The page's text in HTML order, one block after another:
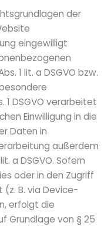
der
eingewilligt
1 lit. a DSGVO bzw.
1 DSGVO verarbeitet
Einwilligung in die
Daten in
außerdem
a DSGVO. Sofern
oder in den Zugriff
(z. B. via Device-
erfolgt die
Grundlage von § 25